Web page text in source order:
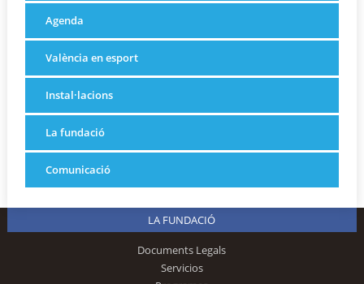
Agenda
València en esport
Instal·lacions
La fundació
Comunicació
LA FUNDACIÓ
Documents Legals
Servicios